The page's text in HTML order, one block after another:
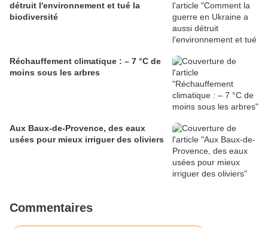
détruit l'environnement et tué la
biodiversité
Réchauffement climatique : – 7 °C de
moins sous les arbres
Aux Baux-de-Provence, des eaux
usées pour mieux irriguer des oliviers
Commentaires